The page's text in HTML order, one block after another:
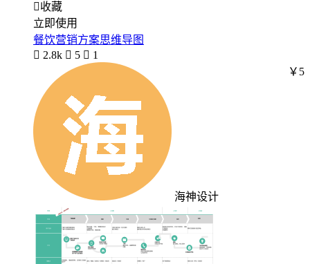
收藏
立即使用
餐饮营销方案思维导图
 2.8k  5  1
海神设计
￥5